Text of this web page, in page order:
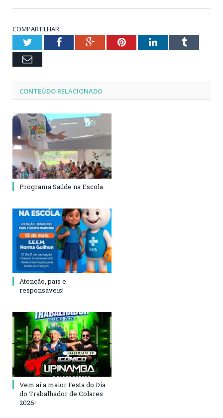
COMPARTILHAR:
TwitterFacebookGoogle+PinterestLinkedInTumblr
Email
CONTEÚDO RELACIONADO
Programa Saúde na Escola
Atenção, pais e
responsáveis!
Vem aí a maior Festa do Dia
do Trabalhador de Colares
2026!